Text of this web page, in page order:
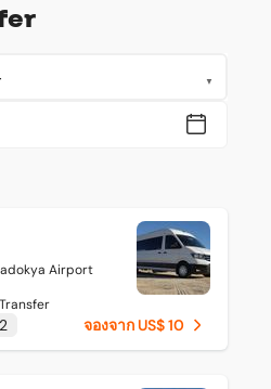
Airport
จองจาก US$ 10